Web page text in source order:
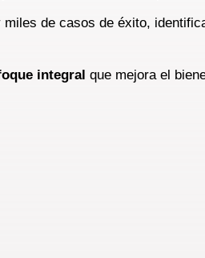
de casos de éxito,
integral que mejora el